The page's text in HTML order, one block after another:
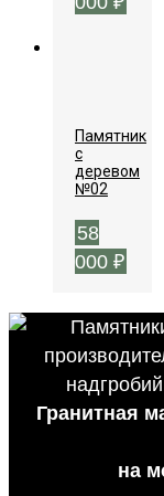
Памятник
с
деревом
№02
58
000 ₽
Гранитная
на